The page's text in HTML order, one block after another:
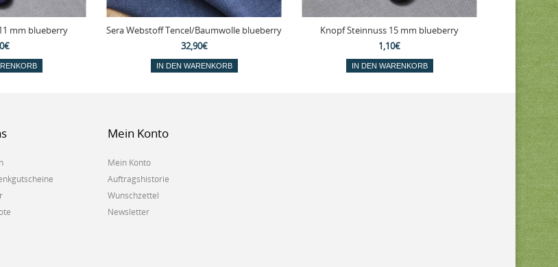
mm blueberry
Sera Webstoff Tencel/Baumwolle blueberry
32,90€
IN DEN WARENKORB
Knopf Steinnuss 15 mm blueberry
1,10€
IN DEN WARENKORB
Mein Konto
Mein Konto
Auftragshistorie
Wunschzettel
Newsletter